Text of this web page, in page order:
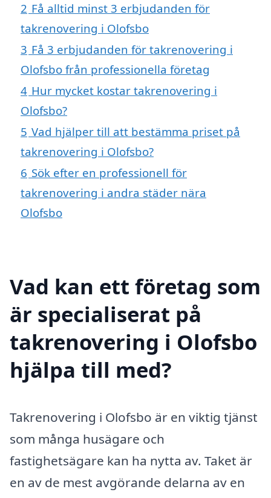
2 Få alltid minst 3 erbjudanden för
takrenovering i Olofsbo
3 Få 3 erbjudanden för takrenovering i
Olofsbo från professionella företag
4 Hur mycket kostar takrenovering i
Olofsbo?
5 Vad hjälper till att bestämma priset på
takrenovering i Olofsbo?
6 Sök efter en professionell för
takrenovering i andra städer nära
Olofsbo
Vad kan ett företag som
är specialiserat på
takrenovering i Olofsbo
hjälpa till med?
Takrenovering i Olofsbo är en viktig tjänst
som många husägare och
fastighetsägare kan ha nytta av. Taket är
en av de mest avgörande delarna av en